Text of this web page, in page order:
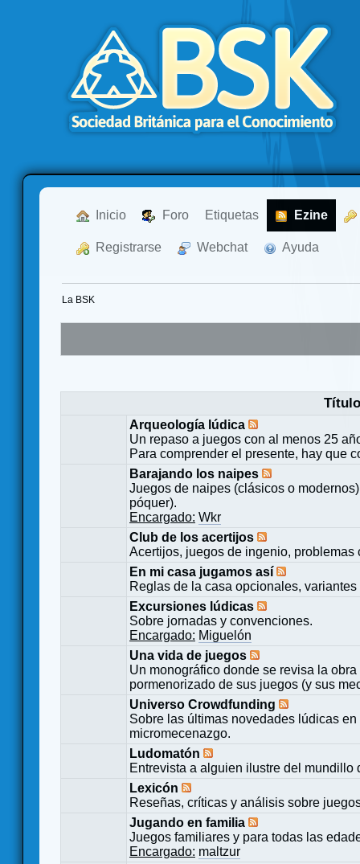
Inicio Foro Etiquetas Ezine
Registrarse Webchat Ayuda
La BSK
Título
Arqueología lúdica
Un repaso a juegos con al menos 25
Para comprender el presente, hay que
Barajando los naipes
Juegos de naipes (clásicos o
póquer).
Encargado: Wkr
Club de los acertijos
Acertijos, juegos de ingenio,
En mi casa jugamos así
Reglas de la casa opcionales,
Excursiones lúdicas
Sobre jornadas y convenciones.
Encargado: Miguelón
Una vida de juegos
Un monográfico donde se revisa la
pormenorizado de sus juegos (y sus
Universo Crowdfunding
Sobre las últimas novedades lúdicas
micromecenazgo.
Ludomatón
Entrevista a alguien ilustre del mundillo
Lexicón
Reseñas, críticas y análisis sobre
Jugando en familia
Juegos familiares y para todas las
Encargado: maltzur